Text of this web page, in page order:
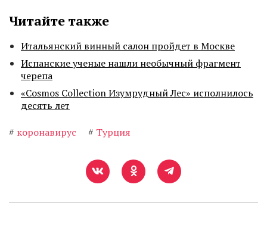
Читайте также
Итальянский винный салон пройдет в Москве
Испанские ученые нашли необычный фрагмент
черепа
«Cosmos Collection Изумрудный Лес» исполнилось
десять лет
# коронавирус # Турция